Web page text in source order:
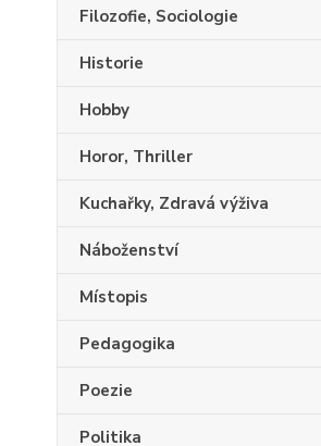
Filozofie, Sociologie
Historie
Hobby
Horor, Thriller
Kuchařky, Zdravá výživa
Náboženství
Místopis
Pedagogika
Poezie
Politika